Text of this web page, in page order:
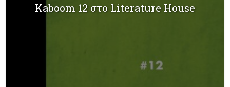
Kaboom 12 στο Literature House